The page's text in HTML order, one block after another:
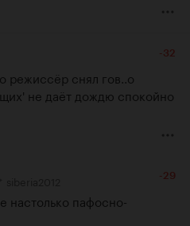
-32
режиссёр снял гов..о
не даёт дождю спокойно
-29
настолько пафосно-